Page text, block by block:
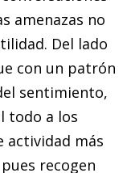
amenazas no
Del lado
con un patrón
sentimiento,
todo a los
actividad más
recogen